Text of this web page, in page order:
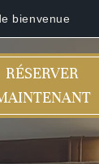
bienvenue
RÉSERVER